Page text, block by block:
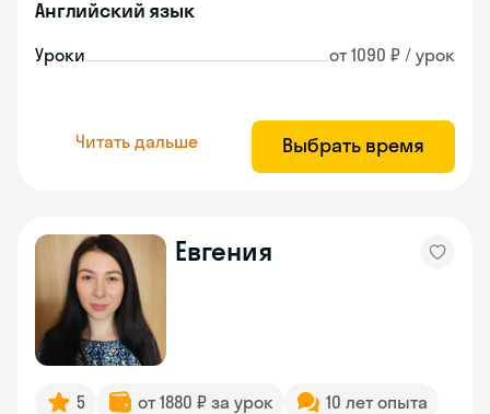
Английский язык
Уроки от 1090 ₽ / урок
Читать дальше Выбрать время
Евгения
5 от 1880 ₽ за урок
10 лет опыта